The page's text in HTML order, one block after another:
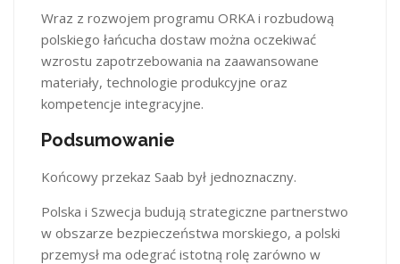
Wraz z rozwojem programu ORKA i rozbudową
polskiego łańcucha dostaw można oczekiwać
wzrostu zapotrzebowania na zaawansowane
materiały, technologie produkcyjne oraz
kompetencje integracyjne.
Podsumowanie
Końcowy przekaz Saab był jednoznaczny.
Polska i Szwecja budują strategiczne partnerstwo
w obszarze bezpieczeństwa morskiego, a polski
przemysł ma odegrać istotną rolę zarówno w